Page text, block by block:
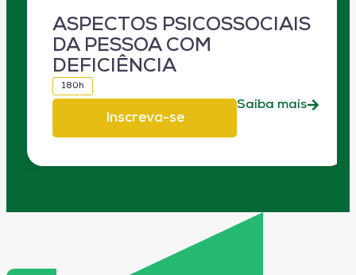
ASPECTOS PSICOSSOCIAIS
DA PESSOA COM
DEFICIÊNCIA
180h
Inscreva-se
Saiba mais